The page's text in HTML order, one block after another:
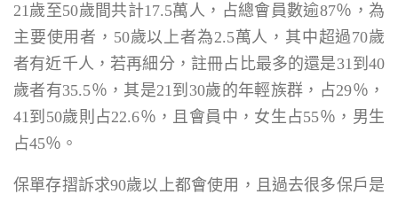
21歲至50歲間共計17.5萬人，占總會員數逾87％，為
主要使用者，50歲以上者為2.5萬人，其中超過70歲
者有近千人，若再細分，註冊占比最多的還是31到40
歲者有35.5％，其是21到30歲的年輕族群，占29％，
41到50歲則占22.6％，且會員中，女生占55％，男生
占45％。
保單存摺訴求90歲以上都會使用，且過去很多保戶是